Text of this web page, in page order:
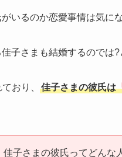
いるのか恋愛事情は気に
子さまも結婚するのでは?
おり、 佳子さまの彼氏は
佳子さまの彼氏ってどんな